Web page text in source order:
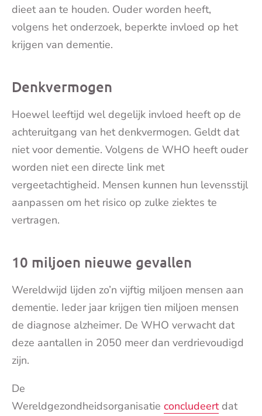
dieet aan te houden. Ouder worden heeft,
volgens het onderzoek, beperkte invloed op het
krijgen van dementie.
Denkvermogen
Hoewel leeftijd wel degelijk invloed heeft op de
achteruitgang van het denkvermogen. Geldt dat
niet voor dementie. Volgens de WHO heeft ouder
worden niet een directe link met
vergeetachtigheid. Mensen kunnen hun levensstijl
aanpassen om het risico op zulke ziektes te
vertragen.
10 miljoen nieuwe gevallen
Wereldwijd lijden zo’n vijftig miljoen mensen aan
dementie. Ieder jaar krijgen tien miljoen mensen
de diagnose alzheimer. De WHO verwacht dat
deze aantallen in 2050 meer dan verdrievoudigd
zijn.
De
Wereldgezondheidsorganisatie concludeertdat